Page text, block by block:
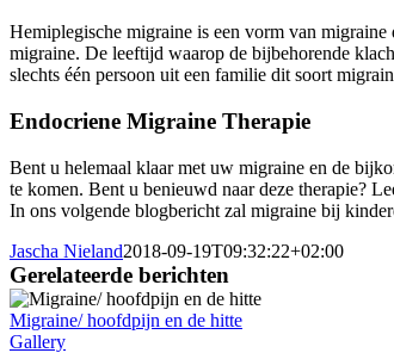
Hemiplegische migraine is een vorm van
migraine. De leeftijd waarop de bijbehorende
slechts één persoon uit een familie dit soort
Endocriene Migraine Therapie
Bent u helemaal klaar met uw migraine en de
te komen. Bent u benieuwd naar deze therapie?
In ons volgende blogbericht zal migraine bij
Jascha Nieland2018-09-19T09:32:22+02:00
Gerelateerde berichten
Migraine/ hoofdpijn en de hitte
Gallery